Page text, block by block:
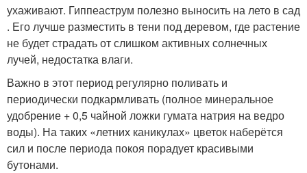
ухаживают. Гиппеаструм полезно выносить на лето в сад
. Его лучше разместить в тени под деревом, где растение
не будет страдать от слишком активных солнечных
лучей, недостатка влаги.
Важно в этот период регулярно поливать и
периодически подкармливать (полное минеральное
удобрение + 0,5 чайной ложки гумата натрия на ведро
воды). На таких «летних каникулах» цветок наберётся
сил и после периода покоя порадует красивыми
бутонами.